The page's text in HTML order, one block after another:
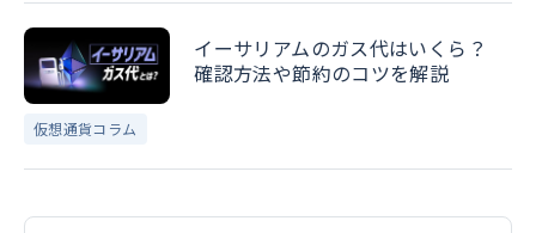
イーサリアムのガス代はいくら？
確認方法や節約のコツを解説
仮想通貨コラム